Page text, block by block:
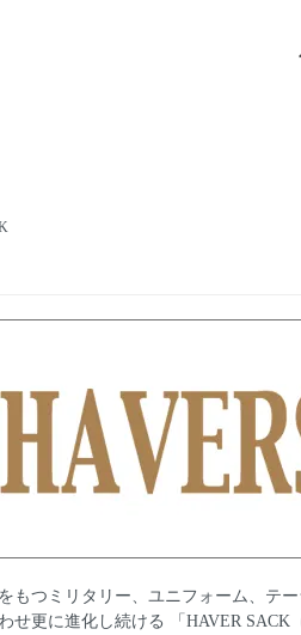
もつミリタリー、ユニフォーム、テ
せ更に進化し続ける 「HAVER